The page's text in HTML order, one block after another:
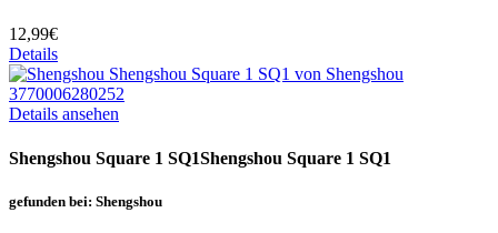
12,99€
Details
Details ansehen
Shengshou Square 1 SQ1Shengshou Square 1 SQ1
gefunden bei: Shengshou